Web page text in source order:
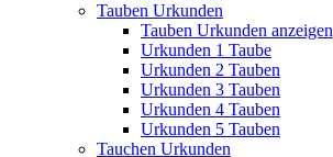
Tauben Urkunden
Tauben Urkunden anzeigen
Urkunden 1 Taube
Urkunden 2 Tauben
Urkunden 3 Tauben
Urkunden 4 Tauben
Urkunden 5 Tauben
Tauchen Urkunden